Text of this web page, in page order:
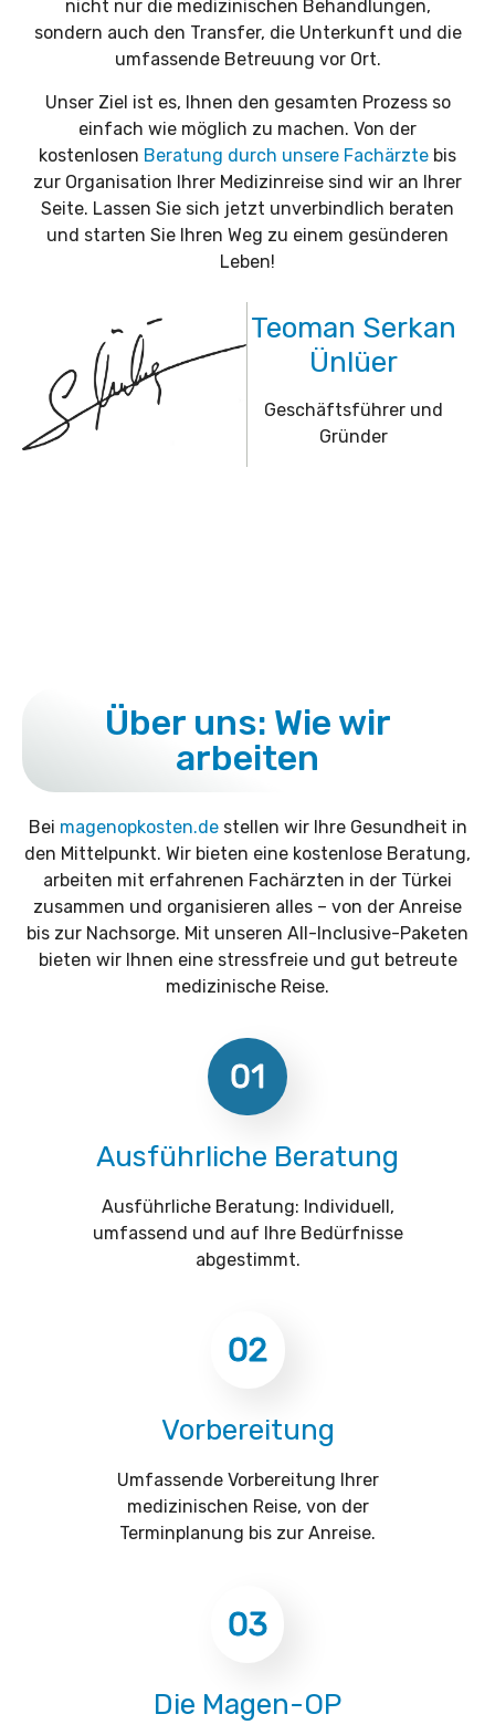
nicht nur die medizinischen Behandlungen,
sondern auch den Transfer, die Unterkunft und die
umfassende Betreuung vor Ort.
Unser Ziel ist es, Ihnen den gesamten Prozess so
einfach wie möglich zu machen. Von der
kostenlosen Beratung durch unsere Fachärzte bis
zur Organisation Ihrer Medizinreise sind wir an Ihrer
Seite. Lassen Sie sich jetzt unverbindlich beraten
und starten Sie Ihren Weg zu einem gesünderen
Leben!
Teoman Serkan
Ünlüer
Geschäftsführer und
Gründer
Über uns: Wie wir
arbeiten
Bei magenopkosten.destellen wir Ihre Gesundheit in
den Mittelpunkt. Wir bieten eine kostenlose Beratung,
arbeiten mit erfahrenen Fachärzten in der Türkei
zusammen und organisieren alles – von der Anreise
bis zur Nachsorge. Mit unseren All-Inclusive-Paketen
bieten wir Ihnen eine stressfreie und gut betreute
medizinische Reise.
01
Ausführliche Beratung
Ausführliche Beratung: Individuell,
umfassend und auf Ihre Bedürfnisse
abgestimmt.
02
Vorbereitung
Umfassende Vorbereitung Ihrer
medizinischen Reise, von der
Terminplanung bis zur Anreise.
03
Die Magen-OP